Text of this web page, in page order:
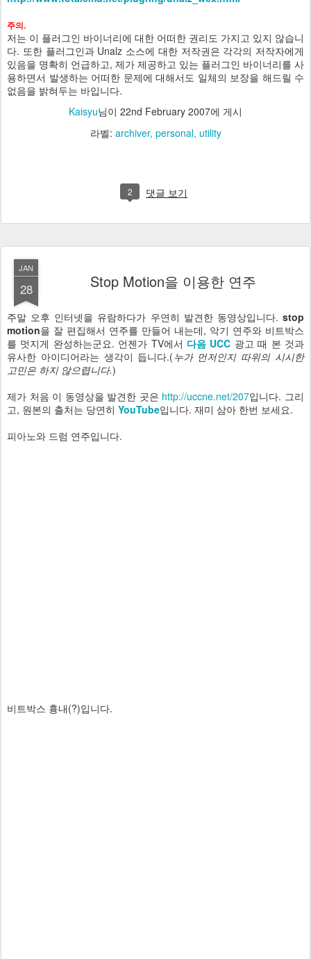
주의.
저는 이 플러그인 바이너리에 대한 어떠한 권리도 가지고 있지 않습니
다. 또한 플러그인과 Unalz 소스에 대한 저작권은 각각의 저작자에게
있음을 명확히 언급하고, 제가 제공하고 있는 플러그인 바이너리를 사
용하면서 발생하는 어떠한 문제에 대해서도 일체의 보장을 해드릴 수
없음을 밝혀두는 바입니다.
Kaisyu님이 22nd February 2007에 게시
라벨: archiver personal utility
2 댓글 보기
JAN
28 Stop Motion을 이용한 연주
주말 오후 인터넷을 유람하다가 우연히 발견한 동영상입니다. stop
motion을 잘 편집해서 연주를 만들어 내는데, 악기 연주와 비트박스
를 멋지게 완성하는군요. 언젠가 TV에서 다음 UCC 광고 때 본 것과
유사한 아이디어라는 생각이 듭니다.( 누가 먼저인지 따위의 시시한
고민은 하지 않으렵니다.)
제가 처음 이 동영상을 발견한 곳은 http://uccne.net/207입니다. 그리
고, 원본의 출처는 당연히 YouTube입니다. 재미 삼아 한번 보세요.
피아노와 드럼 연주입니다.
비트박스 흉내(?)입니다.